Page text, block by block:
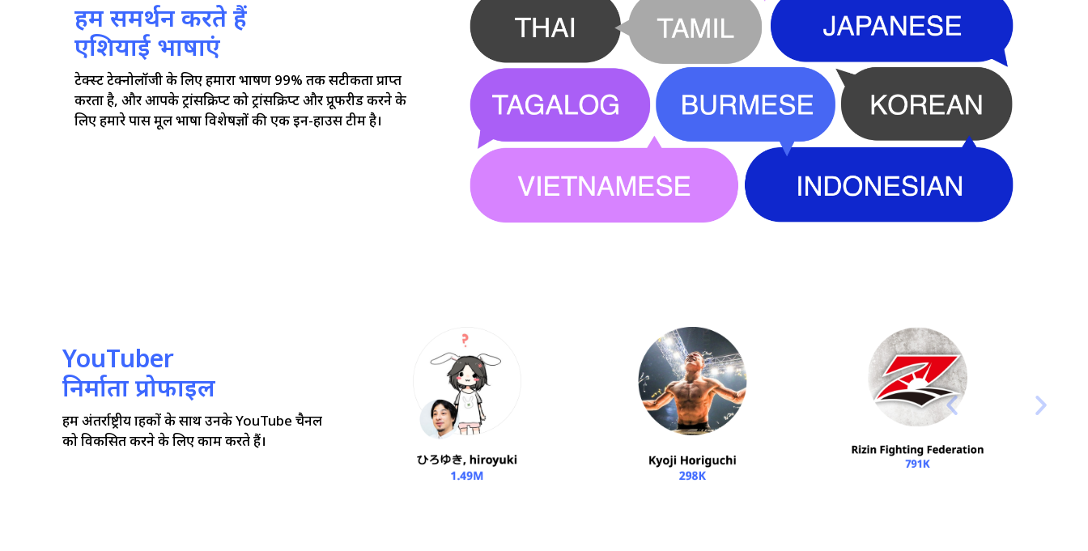
हम समर्थन करते हैं
एशियाई भाषाएं
टेक्स्ट टेक्नोलॉजी के लिए हमारा भाषण 99% तक सटीकता प्राप्त
करता है, और आपके ट्रांसक्रिप्ट को ट्रांसक्रिप्ट और प्रूफरीड करने के
लिए हमारे पास मूल भाषा विशेषज्ञों की एक इन-हाउस टीम है।
YouTuber
निर्माता प्रोफाइल
हम अंतर्राष्ट्रीय ग्राहकों के साथ उनके YouTube चैनल
को विकसित करने के लिए काम करते हैं।